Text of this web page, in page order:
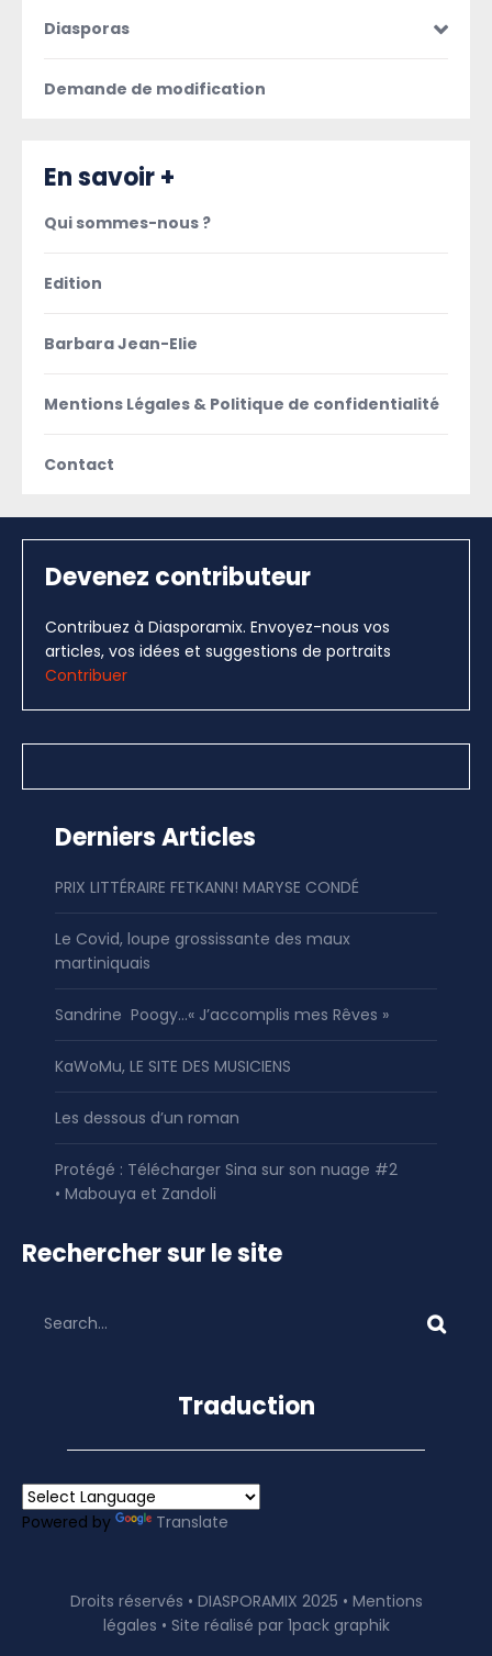
Diasporas
Demande de modification
En savoir +
Qui sommes-nous ?
Edition
Barbara Jean-Elie
Mentions Légales & Politique de confidentialité
Contact
Devenez contributeur
Contribuez à Diasporamix. Envoyez-nous vos
articles, vos idées et suggestions de portraits
Contribuer
Derniers Articles
PRIX LITTÉRAIRE FETKANN! MARYSE CONDÉ
Le Covid, loupe grossissante des maux
martiniquais
Sandrine Poogy…« J’accomplis mes Rêves »
KaWoMu, LE SITE DES MUSICIENS
Les dessous d’un roman
Protégé : Télécharger Sina sur son nuage #2
• Mabouya et Zandoli
Rechercher sur le site
Traduction
Powered by Translate
Droits réservés • DIASPORAMIX 2025 • Mentions
légales • Site réalisé par 1pack graphik